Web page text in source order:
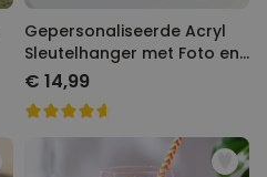
Gepersonaliseerde Acryl
Sleutelhanger met Foto en
Songtitel
€ 14,99